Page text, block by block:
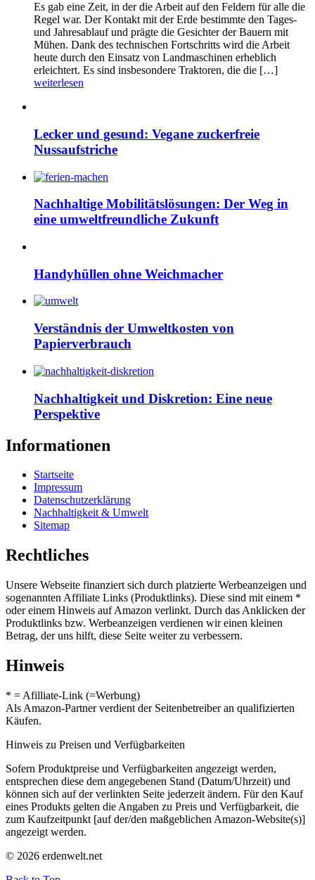
Es gab eine Zeit, in der die Arbeit auf den Feldern für alle die
Regel war. Der Kontakt mit der Erde bestimmte den Tages-
und Jahresablauf und prägte die Gesichter der Bauern mit
Mühen. Dank des technischen Fortschritts wird die Arbeit
heute durch den Einsatz von Landmaschinen erheblich
erleichtert. Es sind insbesondere Traktoren, die die […]
weiterlesen
Lecker und gesund: Vegane zuckerfreie
Nussaufstriche
Nachhaltige Mobilitätslösungen: Der Weg in
eine umweltfreundliche Zukunft
Handyhüllen ohne Weichmacher
Verständnis der Umweltkosten von
Papierverbrauch
Nachhaltigkeit und Diskretion: Eine neue
Perspektive
Informationen
Startseite
Impressum
Datenschutzerklärung
Nachhaltigkeit & Umwelt
Sitemap
Rechtliches
Unsere Webseite finanziert sich durch platzierte Werbeanzeigen und
sogenannten Affiliate Links (Produktlinks). Diese sind mit einem *
oder einem Hinweis auf Amazon verlinkt. Durch das Anklicken der
Produktlinks bzw. Werbeanzeigen verdienen wir einen kleinen
Betrag, der uns hilft, diese Seite weiter zu verbessern.
Hinweis
* = Afilliate-Link (=Werbung)
Als Amazon-Partner verdient der Seitenbetreiber an qualifizierten
Käufen.
Hinweis zu Preisen und Verfügbarkeiten
Sofern Produktpreise und Verfügbarkeiten angezeigt werden,
entsprechen diese dem angegebenen Stand (Datum/Uhrzeit) und
können sich auf der verlinkten Seite jederzeit ändern. Für den Kauf
eines Produkts gelten die Angaben zu Preis und Verfügbarkeit, die
zum Kaufzeitpunkt [auf der/den maßgeblichen Amazon-Website(s)]
angezeigt werden.
© 2026 erdenwelt.net